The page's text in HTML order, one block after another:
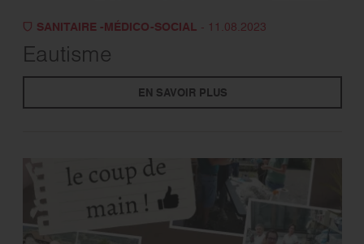
SANITAIRE -MÉDICO-SOCIAL - 11.08.2023
Eautisme
EN SAVOIR PLUS